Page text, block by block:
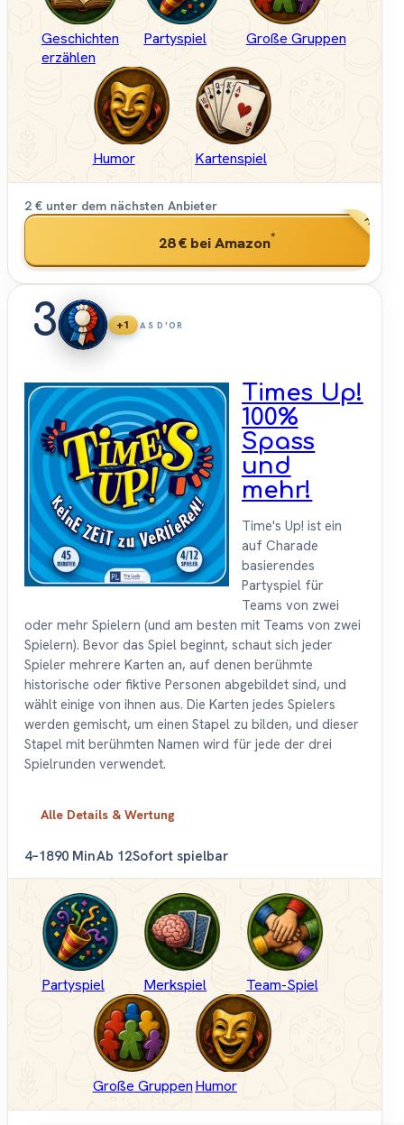
Geschichten
erzählen
Partyspiel Große Gruppen
Humor Kartenspiel
2 € unter dem nächsten Anbieter
28 € bei Amazon*
3 +1 AS D'OR
Times Up!
100%
Spass
und
mehr!
Time's Up! ist ein
auf Charade
basierendes
Partyspiel für
Teams von zwei
oder mehr Spielern (und am besten mit Teams von zwei
Spielern). Bevor das Spiel beginnt, schaut sich jeder
Spieler mehrere Karten an, auf denen berühmte
historische oder fiktive Personen abgebildet sind, und
wählt einige von ihnen aus. Die Karten jedes Spielers
werden gemischt, um einen Stapel zu bilden, und dieser
Stapel mit berühmten Namen wird für jede der drei
Spielrunden verwendet.
Alle Details & Wertung
4–1890 MinAb 12Sofort spielbar
Partyspiel Merkspiel Team-Spiel
Große GruppenHumor